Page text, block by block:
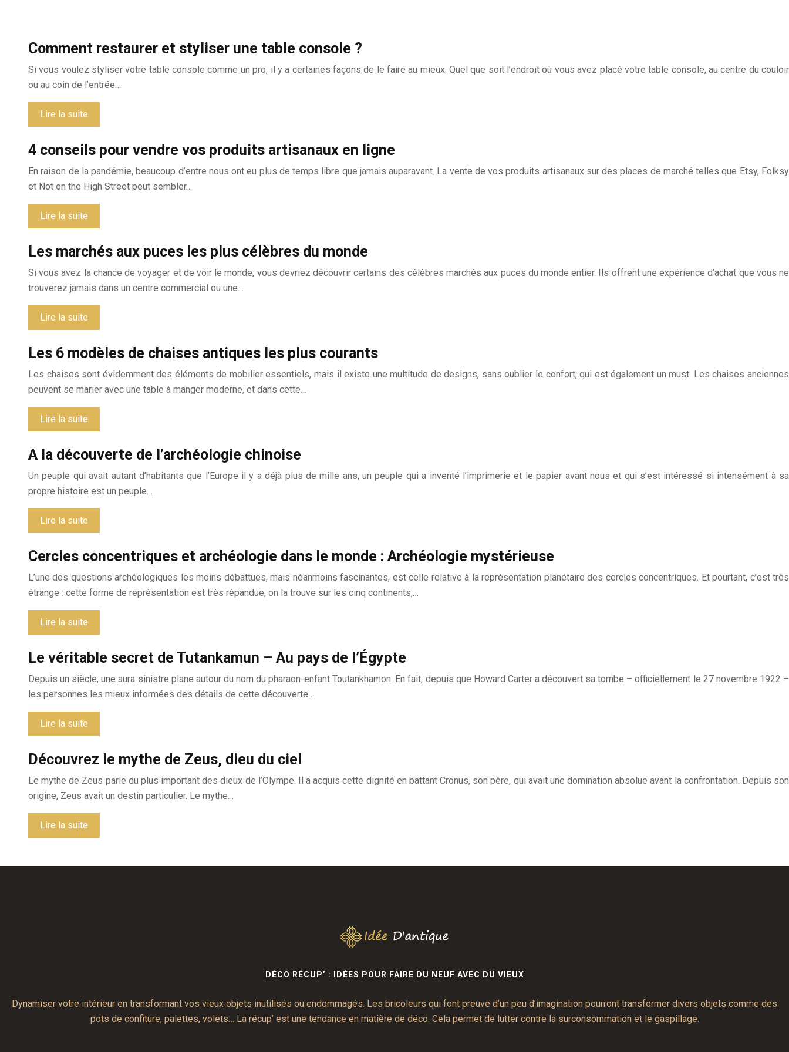
Comment restaurer et styliser une table console ?
Si vous voulez styliser votre table console comme un pro, il y a certaines façons de le faire au mieux. Quel que soit l’endroit où vous avez placé votre table console, au centre du couloir
ou au coin de l’entrée…
Lire la suite
4 conseils pour vendre vos produits artisanaux en ligne
En raison de la pandémie, beaucoup d’entre nous ont eu plus de temps libre que jamais auparavant. La vente de vos produits artisanaux sur des places de marché telles que Etsy, Folksy
et Not on the High Street peut sembler…
Lire la suite
Les marchés aux puces les plus célèbres du monde
Si vous avez la chance de voyager et de voir le monde, vous devriez découvrir certains des célèbres marchés aux puces du monde entier. Ils offrent une expérience d’achat que vous ne
trouverez jamais dans un centre commercial ou une…
Lire la suite
Les 6 modèles de chaises antiques les plus courants
Les chaises sont évidemment des éléments de mobilier essentiels, mais il existe une multitude de designs, sans oublier le confort, qui est également un must. Les chaises anciennes
peuvent se marier avec une table à manger moderne, et dans cette…
Lire la suite
A la découverte de l’archéologie chinoise
Un peuple qui avait autant d’habitants que l’Europe il y a déjà plus de mille ans, un peuple qui a inventé l’imprimerie et le papier avant nous et qui s’est intéressé si intensément à sa
propre histoire est un peuple…
Lire la suite
Cercles concentriques et archéologie dans le monde : Archéologie mystérieuse
L’une des questions archéologiques les moins débattues, mais néanmoins fascinantes, est celle relative à la représentation planétaire des cercles concentriques. Et pourtant, c’est très
étrange : cette forme de représentation est très répandue, on la trouve sur les cinq continents,…
Lire la suite
Le véritable secret de Tutankamun – Au pays de l’Égypte
Depuis un siècle, une aura sinistre plane autour du nom du pharaon-enfant Toutankhamon. En fait, depuis que Howard Carter a découvert sa tombe – officiellement le 27 novembre 1922 –
les personnes les mieux informées des détails de cette découverte…
Lire la suite
Découvrez le mythe de Zeus, dieu du ciel
Le mythe de Zeus parle du plus important des dieux de l’Olympe. Il a acquis cette dignité en battant Cronus, son père, qui avait une domination absolue avant la confrontation. Depuis son
origine, Zeus avait un destin particulier. Le mythe…
Lire la suite
DÉCO RÉCUP’ : IDÉES POUR FAIRE DU NEUF AVEC DU VIEUX
Dynamiser votre intérieur en transformant vos vieux objets inutilisés ou endommagés. Les bricoleurs qui font preuve d’un peu d’imagination pourront transformer divers objets comme des
pots de confiture, palettes, volets… La récup’ est une tendance en matière de déco. Cela permet de lutter contre la surconsommation et le gaspillage.